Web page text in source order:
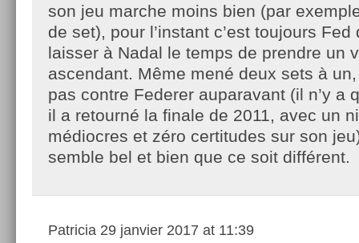
son jeu marche moins bien (par
de set), pour l’instant c’est toujours
laisser à Nadal le temps de prendre un
ascendant. Même mené deux sets à
pas contre Federer auparavant (il n’y a
il a retourné la finale de 2011, avec un
médiocres et zéro certitudes sur son
semble bel et bien que ce soit différent.
Patricia 29 janvier 2017 at 11:39